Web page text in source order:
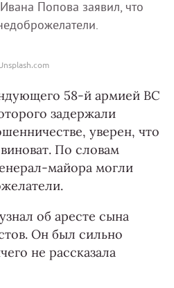
Попова заявил, что
58-й армией ВС
задержали
уверен, что
По словам
майора могли
об аресте сына
Он был сильно
не рассказала